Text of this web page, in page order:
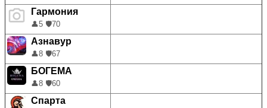
Гармония
👤5 🛡️70
Азнавур
👤8 🛡️67
БОГЕМА
👤8 🛡️60
Спарта